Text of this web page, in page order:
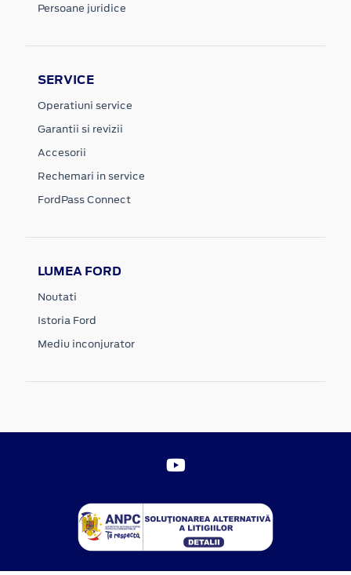
Persoane juridice
SERVICE
Operatiuni service
Garantii si revizii
Accesorii
Rechemari in service
FordPass Connect
LUMEA FORD
Noutati
Istoria Ford
Mediu inconjurator